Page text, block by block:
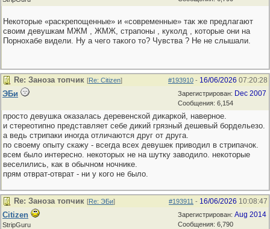
Некоторые «раскрепощенные» и «современные» так же предлагают
своим девушкам МЖМ , ЖМЖ, страпоны , куколд , которые они на
Порнохабе видели. Ну а чего такого то? Чувства ? Не не слышали.
#193910 - 16/06/2026 07:20:28
Re: Заноза топчик [Re: Citizen]
Зарегистрирован: Dec 2007
Сообщения: 6,154
ЭБи
просто девушка оказалась деревенской дикаркой, наверное.
и стереотипно представляет себе дикий грязный дешевый бордельезо.
а ведь стрипаки иногда отличаются друг от друга.
по своему опыту скажу - всегда всех девушек приводил в стрипачок.
всем было интересно. некоторых не на шутку заводило. некоторые
веселились, как в обычном ночнике.
прям отврат-отврат - ни у кого не было.
#193911 - 16/06/2026 10:08:47
Re: Заноза топчик [Re: ЭБи]
Зарегистрирован: Aug 2014
Сообщения: 6,790
Citizen
StripGuru